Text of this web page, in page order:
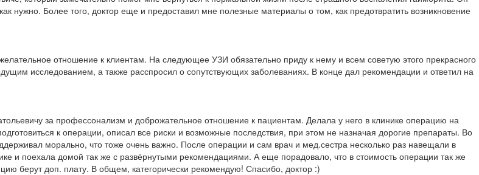
нужно. Более того, доктор еще и предоставил мне полезные материалы о том, как предотвратить возникновение
отношение к клиентам. На следующее УЗИ обязательно приду к нему и всем советую этого прекрасного
исследованием, а также расспросил о сопутствующих заболеваниях. В конце дал рекомендации и ответил на
за профессонализм и доброжательное отношение к пациентам. Делала у него в клинике операцию на
к операции, описал все риски и возможные последствия, при этом не назначая дорогие препараты. Во
морально, что тоже очень важно. После операции и сам врач и мед.сестра несколько раз навещали в
и поехала домой так же с развёрнутыми рекомендациями. А еще порадовало, что в стоимость операции так же
берут доп. плату. В общем, категорически рекомендую! Спасибо, доктор :)